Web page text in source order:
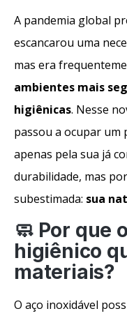
A pandemia global
escancarou uma
mas era
ambientes mais
higiênicas. Nesse
passou a ocupar
apenas pela sua já
durabilidade, mas
subestimada: sua
🧼 Por que
higiênico
materiais?
O aço inoxidável